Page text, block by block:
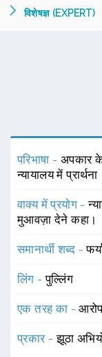
विशेषज्ञ (EXPERT)
परिभाषा - अपकार के
न्यायालय में प्रार्थना
वाक्य में प्रयोग -
मुआवज़ा देने कहा।
समानार्थी शब्द -
लिंग -पुल्लिंग
एक तरह का -
प्रकार -झूठा